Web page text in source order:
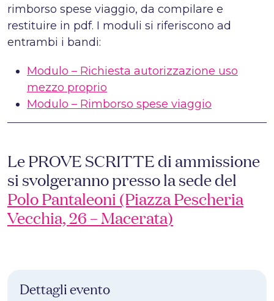
rimborso spese viaggio, da compilare e
restituire in pdf. I moduli si riferiscono ad
entrambi i bandi:
Modulo – Richiesta autorizzazione uso
mezzo proprio
Modulo – Rimborso spese viaggio
Le PROVE SCRITTE di ammissione
si svolgeranno presso la sede del
Polo Pantaleoni (Piazza Pescheria
Vecchia, 26 – Macerata)
Dettagli evento